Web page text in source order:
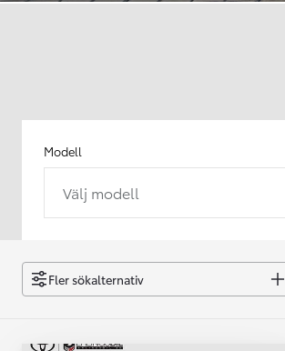
Från 238 900 kr
Easy Billån
GR Yaris
BENSIN
Modell
Välj modell
Fler sökalternativ